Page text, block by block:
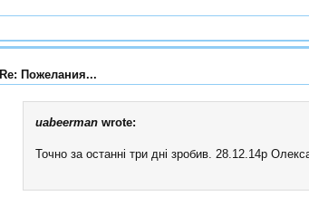
Re: Пожелания...
uabeerman wrote:
Точно за останні три дні зробив. 28.12.14р